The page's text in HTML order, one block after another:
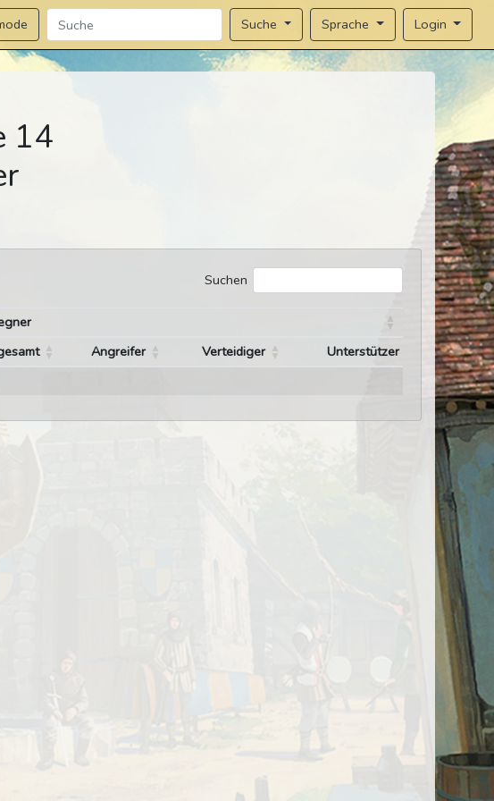
Suche Sprache Login
14
Suchen
Angreifer Verteidiger
Unterstützer